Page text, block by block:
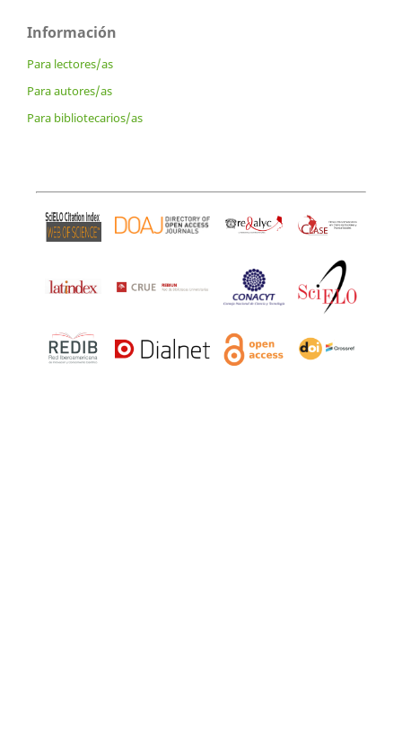
Información
Para lectores/as
Para autores/as
Para bibliotecarios/as